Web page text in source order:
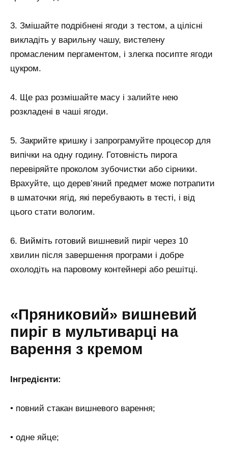
3. Змішайте подрібнені ягоди з тестом, а цілісні
викладіть у варильну чашу, вистелену
промасленим пергаментом, і злегка посипте ягоди
цукром.
4. Ще раз розмішайте масу і залийте нею
розкладені в чаші ягоди.
5. Закрийте кришку і запрограмуйте процесор для
випічки на одну годину. Готовність пирога
перевіряйте проколом зубочистки або сірники.
Врахуйте, що дерев’яний предмет може потрапити
в шматочки ягід, які перебувають в тесті, і від
цього стати вологим.
6. Вийміть готовий вишневий пиріг через 10
хвилин після завершення програми і добре
охолодіть на паровому контейнері або решітці.
«Пряниковий» вишневий
пиріг в мультиварці на
варення з кремом
Інгредієнти:
• повний стакан вишневого варення;
• одне яйце;